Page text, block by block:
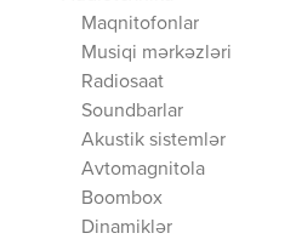
Maqnitofonlar
Musiqi mərkəzləri
Radiosaat
Soundbarlar
Akustik sistemlər
Avtomagnitola
Boombox
Dinamiklər